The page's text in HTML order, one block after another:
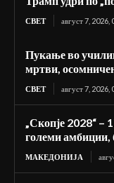
СВЕТ август 7, 2026,
Пукање во
мртви,
СВЕТ август 7, 2026,
„Скопје 2028“ –
големи амбиции,
МАКЕДОНИЈА